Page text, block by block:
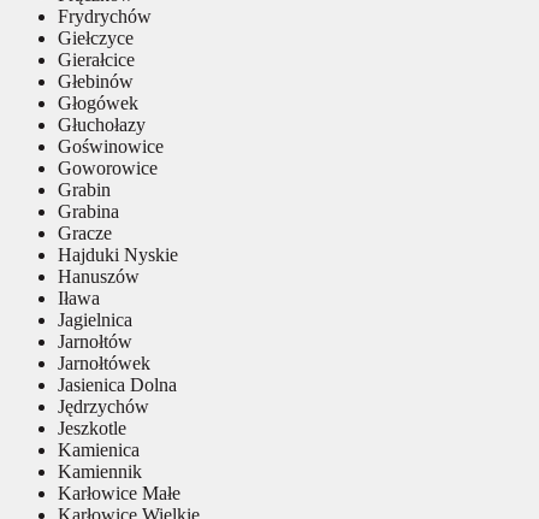
Frydrychów
Giełczyce
Gierałcice
Głebinów
Głogówek
Głuchołazy
Goświnowice
Goworowice
Grabin
Grabina
Gracze
Hajduki Nyskie
Hanuszów
Iława
Jagielnica
Jarnołtów
Jarnołtówek
Jasienica Dolna
Jędrzychów
Jeszkotle
Kamienica
Kamiennik
Karłowice Małe
Karłowice Wielkie